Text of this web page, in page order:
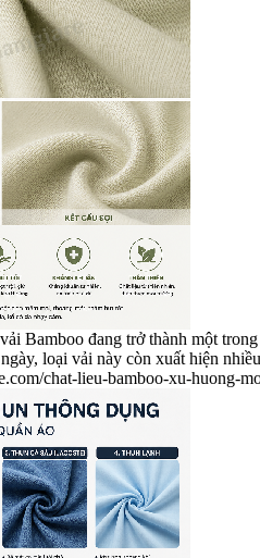
Bamboo đang trở thành một
loại vải này còn xuất hiện
chat-lieu-bamboo-xu-huong-